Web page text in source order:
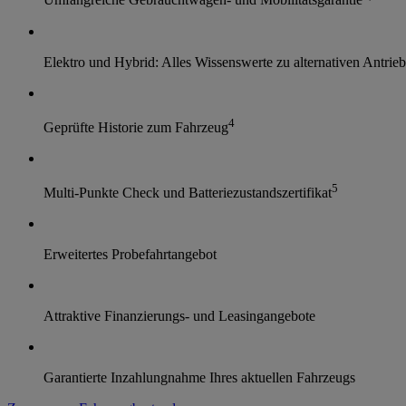
Elektro und Hybrid: Alles Wissenswerte zu alternativen
Geprüfte Historie zum Fahrzeug4
Multi-Punkte Check und Batteriezustandszertifikat5
Erweitertes Probefahrtangebot
Attraktive Finanzierungs- und Leasingangebote
Garantierte Inzahlungnahme Ihres aktuellen Fahrzeugs